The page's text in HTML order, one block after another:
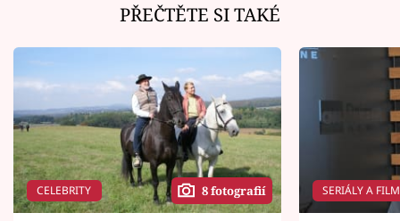
PŘEČTĚTE SI TAKÉ
CELEBRITY 8 fotografií SERIÁLY A